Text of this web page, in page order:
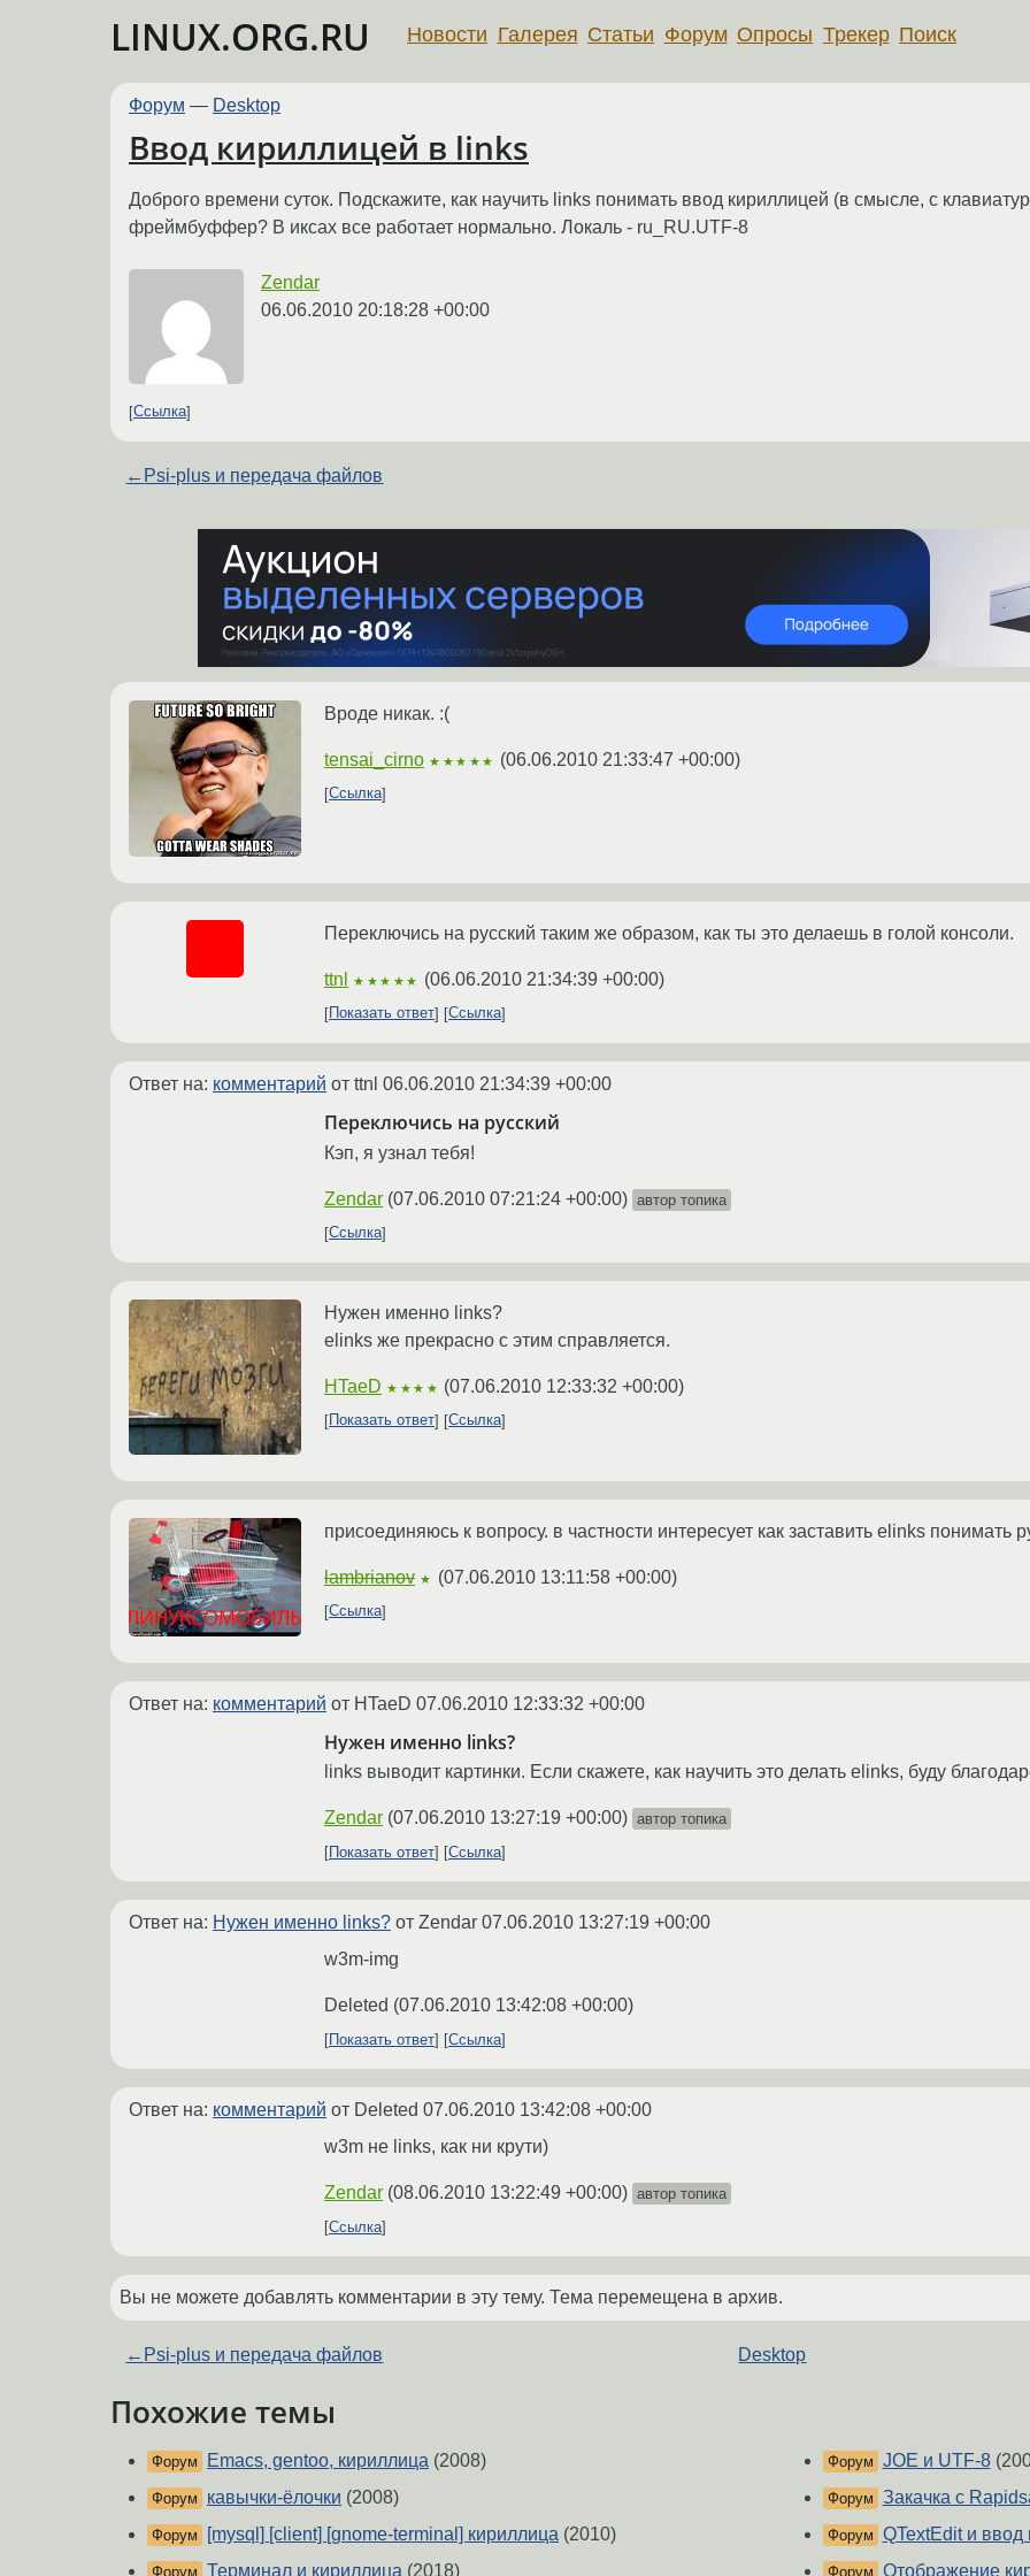
LINUX.ORG.RU Новости Галерея Статьи Форум Опросы Трекер Поиск
Форум — Desktop
Ввод кириллицей в links
Доброго времени суток. Подскажите, как научить links понимать ввод кириллицей (в смысле, с
фреймбуффер? В иксах все работает нормально. Локаль - ru_RU.UTF-8
Zendar
06.06.2010 20:18:28 +00:00
Ссылка
← Psi-plus и передача файлов
Вроде никак. :(
tensai_cirno ★★★★★ (06.06.2010 21:33:47 +00:00)
Ссылка
Переключись на русский таким же образом, как ты это делаешь в голой консоли.
ttnl ★★★★★ (06.06.2010 21:34:39 +00:00)
Показать ответ Ссылка
Ответ на: комментарий от ttnl 06.06.2010 21:34:39 +00:00
Переключись на русский
Кэп, я узнал тебя!
Zendar (07.06.2010 07:21:24 +00:00) автор топика
Ссылка
Нужен именно links?
elinks же прекрасно с этим справляется.
HTaeD ★★★★ (07.06.2010 12:33:32 +00:00)
Показать ответ Ссылка
присоединяюсь к вопросу. в частности интересует как заставить elinks
lambrianov ★ (07.06.2010 13:11:58 +00:00)
Ссылка
Ответ на: комментарий от HTaeD 07.06.2010 12:33:32 +00:00
Нужен именно links?
links выводит картинки. Если скажете, как научить это делать elinks, буду
Zendar (07.06.2010 13:27:19 +00:00) автор топика
Показать ответ
Ссылка
Ответ на: Нужен именно links? от Zendar 07.06.2010 13:27:19 +00:00
w3m-img
Deleted (07.06.2010 13:42:08 +00:00)
Показать ответ Ссылка
Ответ на: комментарий от Deleted 07.06.2010 13:42:08 +00:00
w3m не links, как ни крути)
Zendar (08.06.2010 13:22:49 +00:00) автор топика
Ссылка
Вы не можете добавлять комментарии в эту тему. Тема перемещена в архив.
← Psi-plus и передача файлов Desktop
Похожие темы
Форум Emacs, gentoo, кириллица (2008)
Форум кавычки-ёлочки (2008)
Форум [mysql] [client] [gnome-terminal] кириллица (2010)
Форум Терминал и кириллица (2018)
Форум JOE и UTF-8
Форум Закачка с
Форум QTextEdit и
Форум Отображение